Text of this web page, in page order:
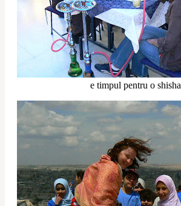
e timpul pentru o shisha